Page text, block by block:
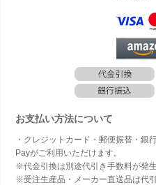
お支払い方法について
・クレジットカード・郵便振替・銀
Payがご利用いただけます。
※代金引換は別途代引き手数料が発生
※受注生産品・メーカー直送品は代